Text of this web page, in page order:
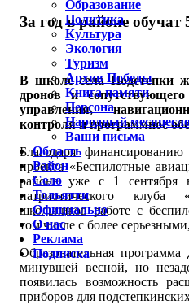
За год в районе
В школе села Подстепки
дронов и
управления,
контроля и программное
Благодаря
проекта «Беспилотные
районе уже с 1 сентября
патриотического клуба
школьников работе с
том числе с более
Образовательная
минувшей весной, но
появилась возможность
приборов для
Образование
Политика
Культура
Экология
Туризм
Архив Победы
Книга памяти
Персона
Народный
Ваши письма
Область
Район
Село
Тольятти
Официально
О нас
Реклама
Подписка